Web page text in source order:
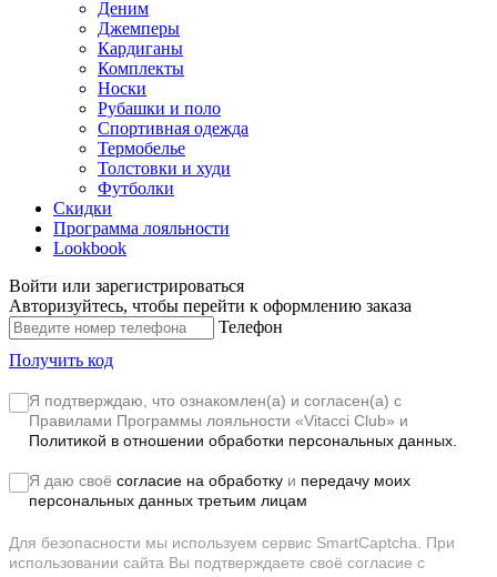
Деним
Джемперы
Кардиганы
Комплекты
Носки
Рубашки и поло
Спортивная одежда
Термобелье
Толстовки и худи
Футболки
Скидки
Программа лояльности
Lookbook
Войти или зарегистрироваться
Авторизуйтесь, чтобы перейти к оформлению заказа
Телефон
Получить код
Я подтверждаю, что ознакомлен(а) и согласен(а) с
Правилами Программы лояльности «Vitacci Club» и
Политикой в отношении обработки персональных данных.
Я даю своё согласие на обработку и передачу моих
персональных данных третьим лицам
Для безопасности мы используем сервис SmartCaptcha. При
использовании сайта Вы подтверждаете своё согласие с